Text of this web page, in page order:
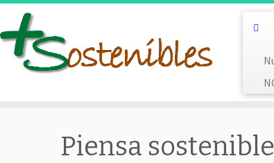
Saltar
contenido
Piensa sostenible